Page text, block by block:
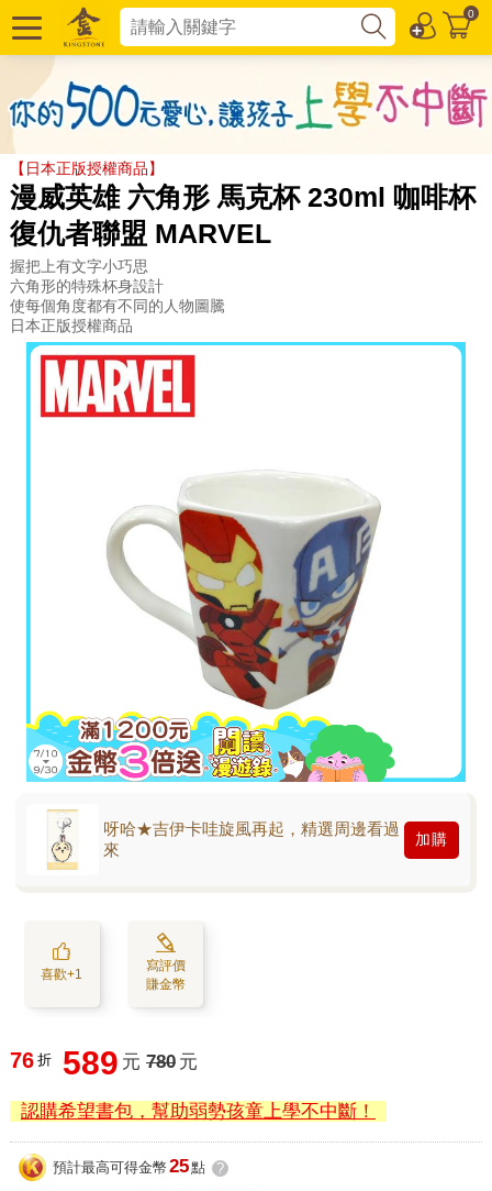
0
【日本正版授權商品】
漫威英雄 六角形 馬克杯 230ml 咖啡杯
復仇者聯盟 MARVEL
握把上有文字小巧思
六角形的特殊杯身設計
使每個角度都有不同的人物圖騰
日本正版授權商品
呀哈★吉伊卡哇旋風再起，精選周邊看過
來
加購
喜歡+1
寫評價
賺金幣
76 折 589 元 780 元
認購希望書包，幫助弱勢孩童上學不中斷！
預計最高可得金幣 25點 ?